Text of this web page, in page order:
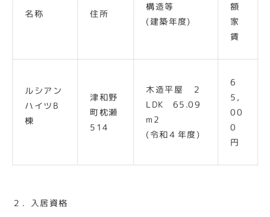
名称 住所
構造等
(建築年度)
額
家
賃
ルシアン
ハイツB
棟
津和野
町枕瀬
514
木造平屋 ２
LDK 65.09
m2
(令和４年度)
6
5,
00
0
円
２．入居資格